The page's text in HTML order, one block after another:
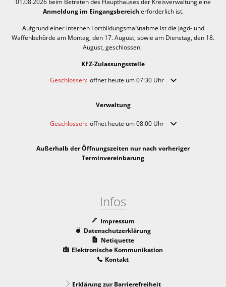
Anmeldung im Eingangsbereich erforderlich ist.
Aufgrund einer internen Fortbildungsmaßnahme ist die Jagd- und
Waffenbehörde am Montag, den 17. August, sowie am Dienstag, den 18.
August, geschlossen.
KFZ-Zulassungsstelle
Klicken, um weitere Öffnungs- oder Schließzeiten
Geschlossen: öffnet heute um 07:30 Uhr
Verwaltung
Klicken, um weitere Öffnungs- oder Schließzeiten
Geschlossen: öffnet heute um 08:00 Uhr
Außerhalb der Öffnungszeiten nur nach vorheriger
Terminvereinbarung
Infos
Impressum
Datenschutzerklärung
Netiquette
Elektronische Kommunikation
Kontakt
Erklärung zur Barrierefreiheit